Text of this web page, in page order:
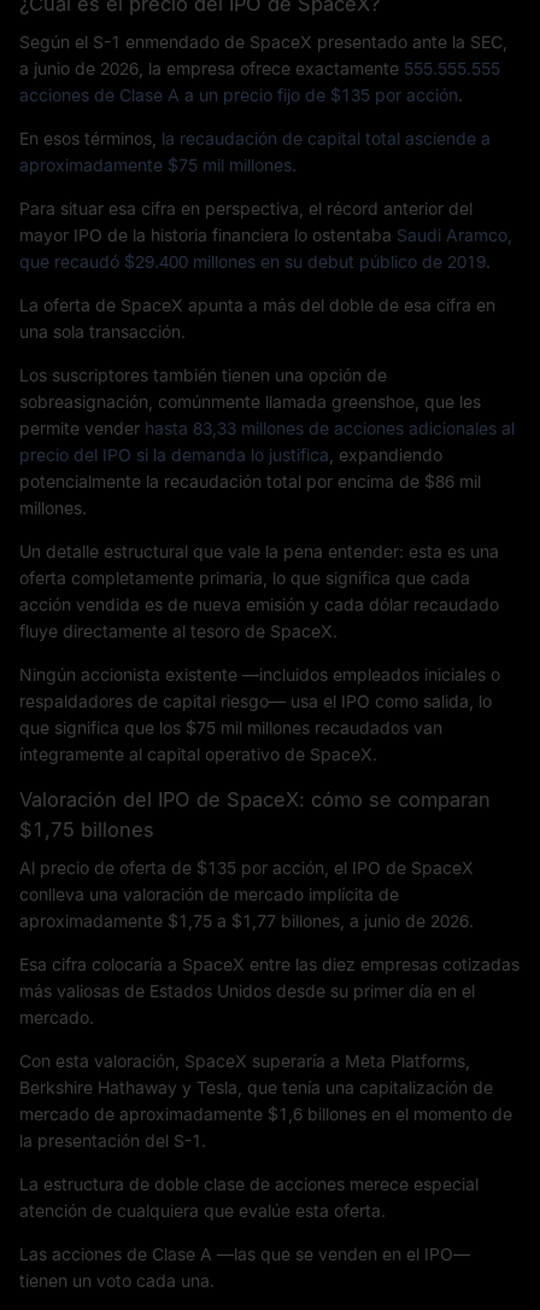
Según el S-1 enmendado de SpaceX presentado ante la SEC,
a junio de 2026, la empresa ofrece exactamente 555.555.555
acciones de Clase A a un precio fijo de $135 por acción.
En esos términos, la recaudación de capital total asciende a
aproximadamente $75 mil millones.
Para situar esa cifra en perspectiva, el récord anterior del
mayor IPO de la historia financiera lo ostentaba Saudi Aramco,
que recaudó $29.400 millones en su debut público de 2019.
La oferta de SpaceX apunta a más del doble de esa cifra en
una sola transacción.
Los suscriptores también tienen una opción de
sobreasignación, comúnmente llamada greenshoe, que les
permite vender hasta 83,33 millones de acciones adicionales al
precio del IPO si la demanda lo justifica , expandiendo
potencialmente la recaudación total por encima de $86 mil
millones.
Un detalle estructural que vale la pena entender: esta es una
oferta completamente primaria, lo que significa que cada
acción vendida es de nueva emisión y cada dólar recaudado
fluye directamente al tesoro de SpaceX.
Ningún accionista existente —incluidos empleados iniciales o
respaldadores de capital riesgo— usa el IPO como salida, lo
que significa que los $75 mil millones recaudados van
íntegramente al capital operativo de SpaceX.
Valoración del IPO de SpaceX: cómo se comparan
$1,75 billones
Al precio de oferta de $135 por acción, el IPO de SpaceX
conlleva una valoración de mercado implícita de
aproximadamente $1,75 a $1,77 billones, a junio de 2026.
Esa cifra colocaría a SpaceX entre las diez empresas cotizadas
más valiosas de Estados Unidos desde su primer día en el
mercado.
Con esta valoración, SpaceX superaría a Meta Platforms,
Berkshire Hathaway y Tesla, que tenía una capitalización de
mercado de aproximadamente $1,6 billones en el momento de
la presentación del S-1.
La estructura de doble clase de acciones merece especial
atención de cualquiera que evalúe esta oferta.
Las acciones de Clase A —las que se venden en el IPO—
tienen un voto cada una.